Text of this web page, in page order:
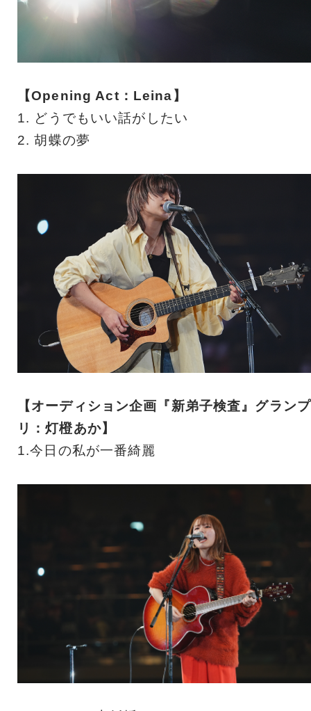
【Opening Act：Leina】
1. どうでもいい話がしたい
2. 胡蝶の夢
【オーディション企画『新弟子検査』グランプ
リ：灯橙あか】
1.今日の私が一番綺麗